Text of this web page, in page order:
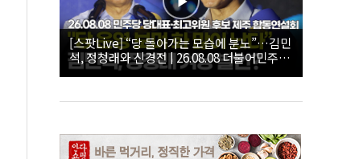
[스팟Live] “당 돌아가는 모습에 분노”…김민
석, 정청래와 신경전 | 26.08.08 더불어민주당
당대표·최고위원 후보 제주 합동연설회